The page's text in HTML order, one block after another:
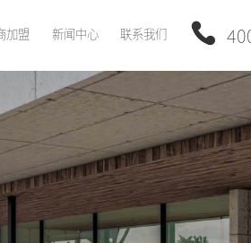
加盟 新闻中心 联系我们